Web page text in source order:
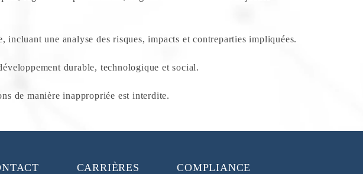
incluant une analyse des risques, impacts et contreparties impliquées.
durable, technologique et social.
de manière inappropriée est interdite.
CARRIÈRES COMPLIANCE